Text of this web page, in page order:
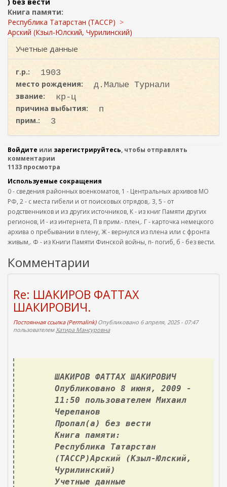
и
с
к
Книга памяти:
Республика Татарстан (ТАССР)
Арский (Кзыл-Юлский, Чурилинский)
Учетные данные
г.р.:
1903
место рождения:
д.Малые Турнали
звание:
кр-ц
причина выбытия:
п
прим.:
3
Войдите или зарегистрируйтесь, чтобы отправлять
комментарии
1133 просмотра
Используемые сокращения
0 - сведения районных военкоматов, 1 - Центральных архивов МО
РФ, 2 - с места гибели и от поисковых отрядов,. 3, 5 - от
родственников и из других источников, К - из книг Памяти других
регионов, И - из интернета, П в прим.- плен,. Г - карточка немецкого
архива о пребывании в плену, Ж - вернулся из плена или с фронта
живым,. Ф - из Книги Памяти Финской войны, п- погиб, б - без вести.
Комментарии
Re: ШАКИРОВ ФАТТАХ
ШАКИРОВИЧ.
Постоянная ссылка (Permalink)Опубликовано 6 апреля, 2025 - 07:47
пользователемХатира Мансуровна
ШАКИРОВ ФАТТАХ ШАКИРОВИЧ
Опубликовано 8 июня, 2009 -
11:50 пользователем Михаил
Черепанов
Пропал(а) без вести
Книга памяти:
Республика Татарстан
(ТАССР)Арский (Кзыл-Юлский,
Чурилинский)
Учетные данные